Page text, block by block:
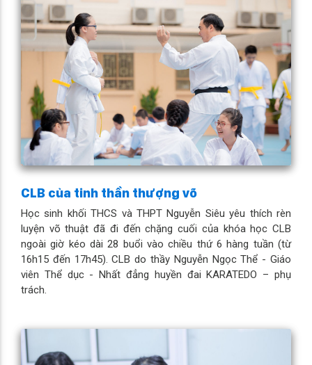
CLB của tinh thần thượng võ
Học sinh khối THCS và THPT Nguyễn Siêu yêu thích rèn
luyện võ thuật đã đi đến chặng cuối của khóa học CLB
ngoài giờ kéo dài 28 buổi vào chiều thứ 6 hàng tuần (từ
16h15 đến 17h45). CLB do thầy Nguyễn Ngọc Thể - Giáo
viên Thể dục - Nhất đẳng huyền đai KARATEDO – phụ
trách.